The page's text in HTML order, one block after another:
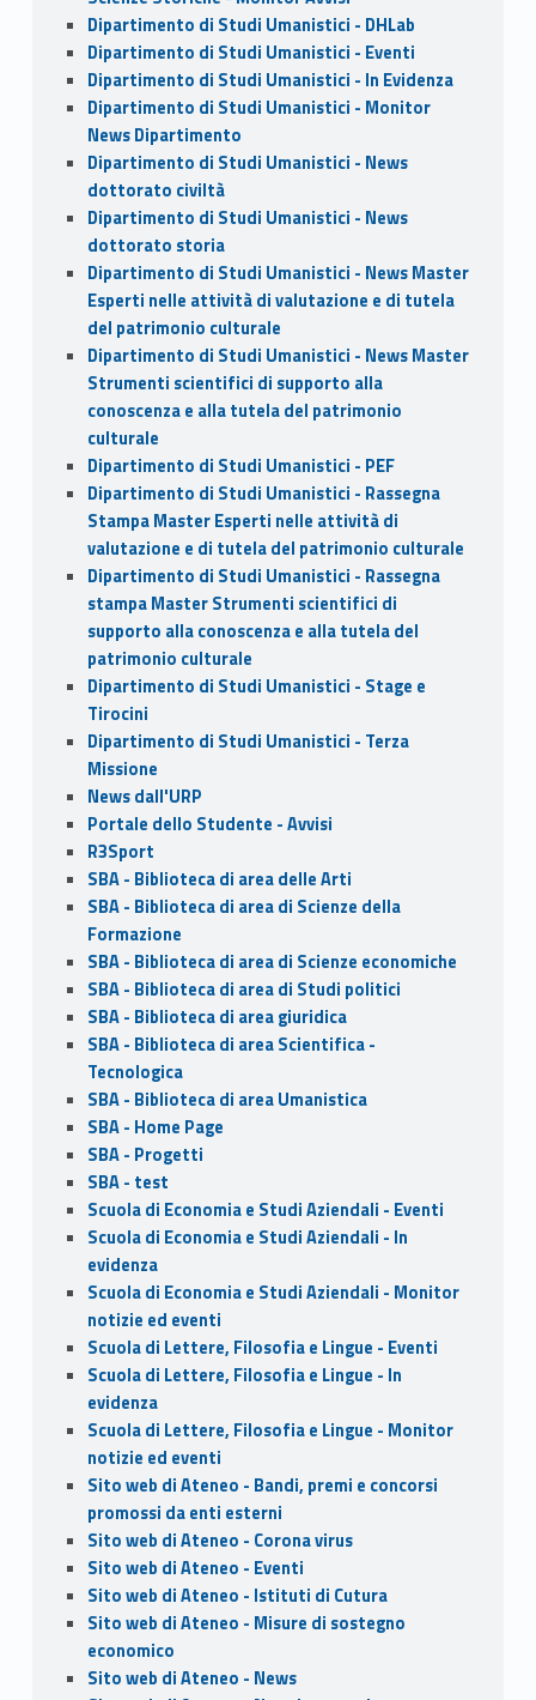
Dipartimento di Studi Umanistici - DHLab
Dipartimento di Studi Umanistici - Eventi
Dipartimento di Studi Umanistici - In Evidenza
Dipartimento di Studi Umanistici - Monitor
News Dipartimento
Dipartimento di Studi Umanistici - News
dottorato civiltà
Dipartimento di Studi Umanistici - News
dottorato storia
Dipartimento di Studi Umanistici - News Master
Esperti nelle attività di valutazione e di tutela
del patrimonio culturale
Dipartimento di Studi Umanistici - News Master
Strumenti scientifici di supporto alla
conoscenza e alla tutela del patrimonio
culturale
Dipartimento di Studi Umanistici - PEF
Dipartimento di Studi Umanistici - Rassegna
Stampa Master Esperti nelle attività di
valutazione e di tutela del patrimonio culturale
Dipartimento di Studi Umanistici - Rassegna
stampa Master Strumenti scientifici di
supporto alla conoscenza e alla tutela del
patrimonio culturale
Dipartimento di Studi Umanistici - Stage e
Tirocini
Dipartimento di Studi Umanistici - Terza
Missione
News dall'URP
Portale dello Studente - Avvisi
R3Sport
SBA - Biblioteca di area delle Arti
SBA - Biblioteca di area di Scienze della
Formazione
SBA - Biblioteca di area di Scienze economiche
SBA - Biblioteca di area di Studi politici
SBA - Biblioteca di area giuridica
SBA - Biblioteca di area Scientifica -
Tecnologica
SBA - Biblioteca di area Umanistica
SBA - Home Page
SBA - Progetti
SBA - test
Scuola di Economia e Studi Aziendali - Eventi
Scuola di Economia e Studi Aziendali - In
evidenza
Scuola di Economia e Studi Aziendali - Monitor
notizie ed eventi
Scuola di Lettere, Filosofia e Lingue - Eventi
Scuola di Lettere, Filosofia e Lingue - In
evidenza
Scuola di Lettere, Filosofia e Lingue - Monitor
notizie ed eventi
Sito web di Ateneo - Bandi, premi e concorsi
promossi da enti esterni
Sito web di Ateneo - Corona virus
Sito web di Ateneo - Eventi
Sito web di Ateneo - Istituti di Cutura
Sito web di Ateneo - Misure di sostegno
economico
Sito web di Ateneo - News